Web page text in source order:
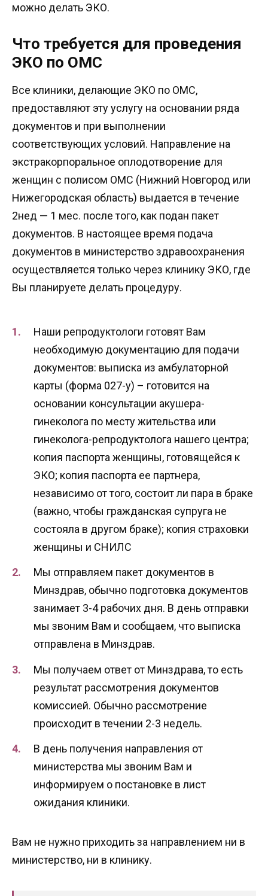
можно делать ЭКО.
Что требуется для проведения
ЭКО по ОМС
Все клиники, делающие ЭКО по ОМС,
предоставляют эту услугу на основании ряда
документов и при выполнении
соответствующих условий. Направление на
экстракорпоральное оплодотворение для
женщин с полисом ОМС (Нижний Новгород или
Нижегородская область) выдается в течение
2нед — 1 мес. после того, как подан пакет
документов. В настоящее время подача
документов в министерство здравоохранения
осуществляется только через клинику ЭКО, где
Вы планируете делать процедуру.
Наши репродуктологи готовят Вам
необходимую документацию для подачи
документов: выписка из амбулаторной
карты (форма 027-у) – готовится на
основании консультации акушера-
гинеколога по месту жительства или
гинеколога-репродуктолога нашего центра;
копия паспорта женщины, готовящейся к
ЭКО; копия паспорта ее партнера,
независимо от того, состоит ли пара в браке
(важно, чтобы гражданская супруга не
состояла в другом браке); копия страховки
женщины и СНИЛС
Мы отправляем пакет документов в
Минздрав, обычно подготовка документов
занимает 3-4 рабочих дня. В день отправки
мы звоним Вам и сообщаем, что выписка
отправлена в Минздрав.
Мы получаем ответ от Минздрава, то есть
результат рассмотрения документов
комиссией. Обычно рассмотрение
происходит в течении 2-3 недель.
В день получения направления от
министерства мы звоним Вам и
информируем о постановке в лист
ожидания клиники.
Вам не нужно приходить за направлением ни в
министерство, ни в клинику.